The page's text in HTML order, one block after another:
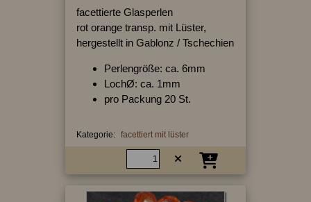
facettierte Glasperlen
rot orange transp. mit Lüster,
hergestellt in Gablonz / Tschechien
Perlengröße: ca. 6mm
LochØ: ca. 1mm
pro Packung 20 St.
Kategorie: facettiert mit lüster